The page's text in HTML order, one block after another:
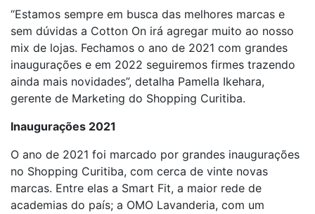
“Estamos sempre em busca das melhores marcas e
sem dúvidas a Cotton On irá agregar muito ao nosso
mix de lojas. Fechamos o ano de 2021 com grandes
inaugurações e em 2022 seguiremos firmes trazendo
ainda mais novidades”, detalha Pamella Ikehara,
gerente de Marketing do Shopping Curitiba.
Inaugurações 2021
O ano de 2021 foi marcado por grandes inaugurações
no Shopping Curitiba, com cerca de vinte novas
marcas. Entre elas a Smart Fit, a maior rede de
academias do país; a OMO Lavanderia, com um